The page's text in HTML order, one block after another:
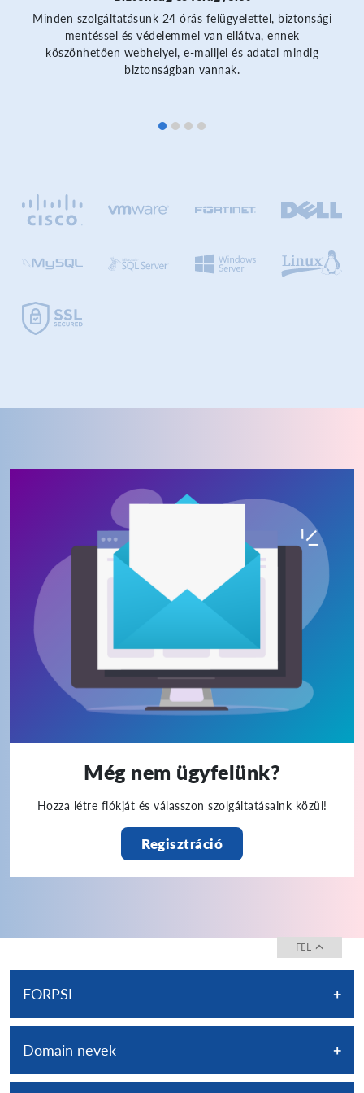
Minden szolgáltatásunk 24 órás felügyelettel, biztonsági
mentéssel és védelemmel van ellátva, ennek
köszönhetően webhelyei, e-mailjei és adatai mindig
biztonságban vannak.
Még nem ügyfelünk?
Hozza létre fiókját és válasszon szolgáltatásaink közül!
Regisztráció
FEL
FORPSI
FORPSI
Rólunk
FORPSIBlog
Domain nevek